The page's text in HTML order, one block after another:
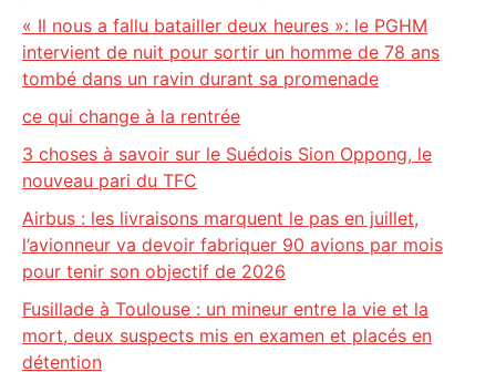
« Il nous a fallu batailler deux heures »: le PGHM
intervient de nuit pour sortir un homme de 78 ans
tombé dans un ravin durant sa promenade
ce qui change à la rentrée
3 choses à savoir sur le Suédois Sion Oppong, le
nouveau pari du TFC
Airbus : les livraisons marquent le pas en juillet,
l’avionneur va devoir fabriquer 90 avions par mois
pour tenir son objectif de 2026
Fusillade à Toulouse : un mineur entre la vie et la
mort, deux suspects mis en examen et placés en
détention